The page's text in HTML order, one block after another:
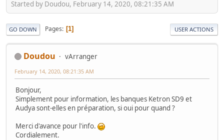
Started by Doudou, February 14, 2020, 08:21:35 AM
GO DOWN Pages 1 USER ACTIONS
Doudou vArranger
February 14, 2020, 08:21:35 AM
Bonjour,
Simplement pour information, les banques Ketron SD9 et
Audya sont-elles en préparation, si oui pour quand ?
Merci d'avance pour l'info.
Cordialement.